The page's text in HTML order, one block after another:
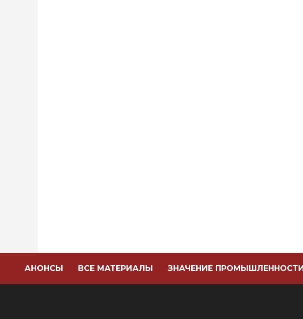
АНОНСЫ ВСЕ МАТЕРИАЛЫ ЗНАЧЕНИЕ ПРОМЫШЛЕННОСТИ